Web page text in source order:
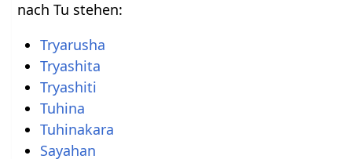
nach Tu stehen:
Tryarusha
Tryashita
Tryashiti
Tuhina
Tuhinakara
Sayahan